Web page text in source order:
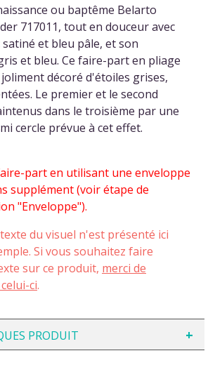
ou baptême Belarto
717011, tout en douceur avec
et bleu pâle, et son
et bleu. Ce faire-part en pliage
décoré d'étoiles grises,
Le premier et le second
dans le troisième par une
cercle prévue à cet effet.
part en utilisant une enveloppe
supplément (voir étape de
"Enveloppe").
du visuel n'est présenté ici
Si vous souhaitez faire
sur ce produit, merci de
ci.
PRODUIT